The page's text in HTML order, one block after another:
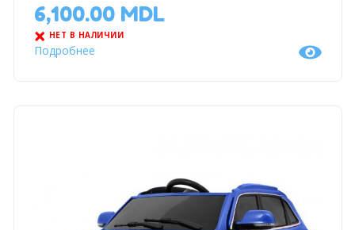
6,100.00 MDL
НЕТ В НАЛИЧИИ
Подробнее